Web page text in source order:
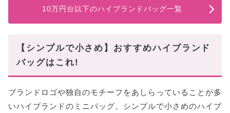
10万円台以下のハイブランドバッグ一覧
【シンプルで小さめ】おすすめハイブランド
バッグはこれ!
ブランドロゴや独自のモチーフをあしらっていることが多
いハイブランドのミニバッグ。シンプルで小さめのハイブ